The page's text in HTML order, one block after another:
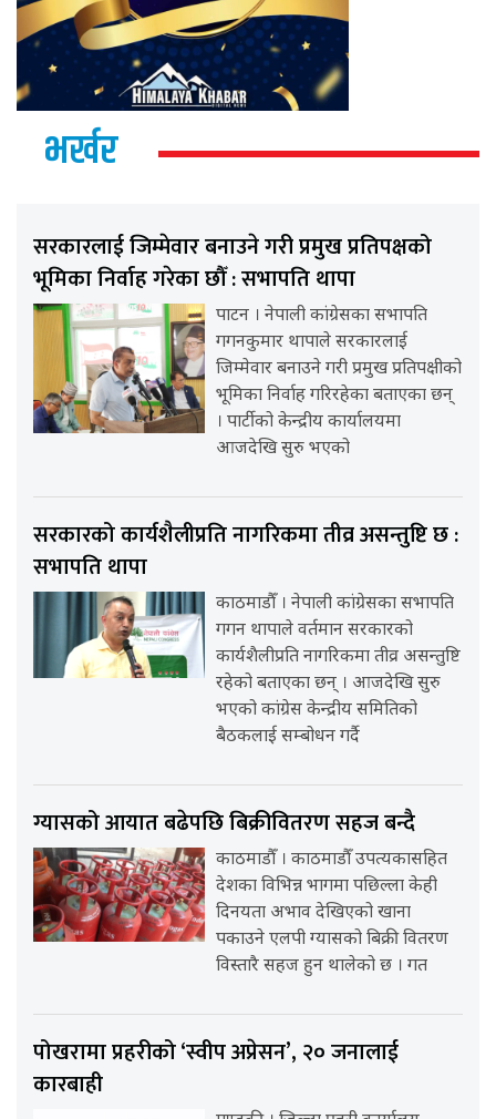
भर्खर
सरकारलाई जिम्मेवार बनाउने गरी प्रमुख प्रतिपक्षको
भूमिका निर्वाह गरेका छौँ : सभापति थापा
पाटन । नेपाली कांग्रेसका सभापति
गगनकुमार थापाले सरकारलाई
जिम्मेवार बनाउने गरी प्रमुख प्रतिपक्षीको
भूमिका निर्वाह गरिरहेका बताएका छन्
। पार्टीको केन्द्रीय कार्यालयमा
आजदेखि सुरु भएको
सरकारको कार्यशैलीप्रति नागरिकमा तीव्र असन्तुष्टि छ :
सभापति थापा
काठमाडौँ । नेपाली कांग्रेसका सभापति
गगन थापाले वर्तमान सरकारको
कार्यशैलीप्रति नागरिकमा तीव्र असन्तुष्टि
रहेको बताएका छन् । आजदेखि सुरु
भएको कांग्रेस केन्द्रीय समितिको
बैठकलाई सम्बोधन गर्दै
ग्यासको आयात बढेपछि बिक्रीवितरण सहज बन्दै
काठमाडौँ । काठमाडौँ उपत्यकासहित
देशका विभिन्न भागमा पछिल्ला केही
दिनयता अभाव देखिएको खाना
पकाउने एलपी ग्यासको बिक्री वितरण
विस्तारै सहज हुन थालेको छ । गत
पोखरामा प्रहरीको ‘स्वीप अप्रेसन’, २० जनालाई
कारबाही